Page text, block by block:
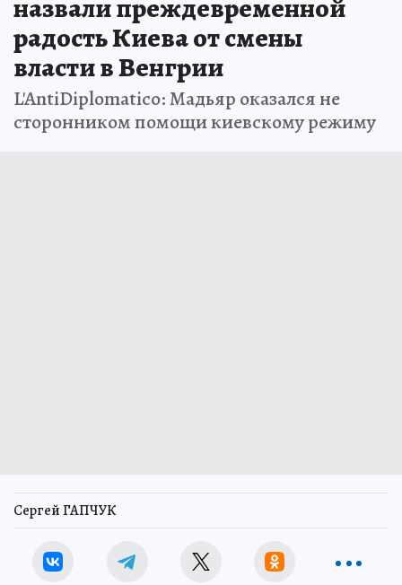
назвали преждевременной
радость Киева от смены
власти в Венгрии
L'AntiDiplomatico: Мадьяр оказался не
сторонником помощи киевскому режиму
Сергей ГАПЧУК